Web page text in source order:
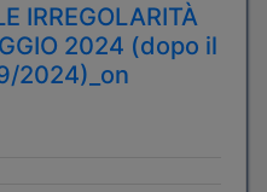
IRREGOLARITÀ
2024 (dopo il
2024)_on